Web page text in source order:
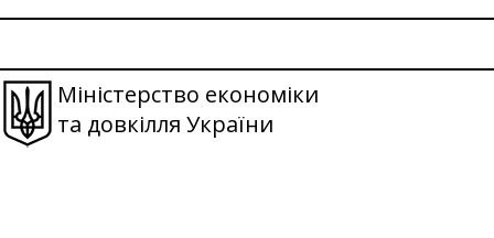
Міністерство економіки
та довкілля України